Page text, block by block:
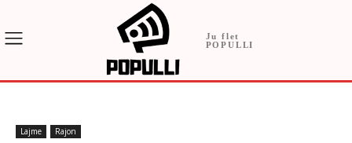
Ju flet
POPULLI
Lajme Rajon